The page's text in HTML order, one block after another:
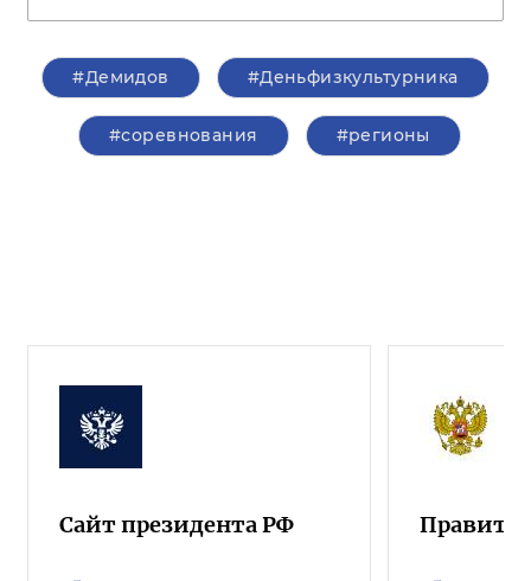
#Демидов #Деньфизкультурника
#соревнования #регионы
Сайт президента РФ